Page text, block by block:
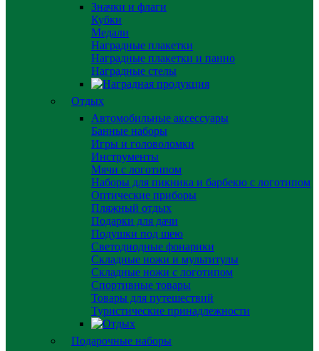
Значки и флаги
Кубки
Медали
Наградные плакетки
Наградные плакетки и панно
Наградные стелы
Отдых
Автомобильные аксессуары
Банные наборы
Игры и головоломки
Инструменты
Мячи с логотипом
Наборы для пикника и барбекю с логотипом
Оптические приборы
Пляжный отдых
Подарки для дачи
Подушки под шею
Светодиодные фонарики
Складные ножи и мультитулы
Складные ножи с логотипом
Спортивные товары
Товары для путешествий
Туристические принадлежности
Подарочные наборы